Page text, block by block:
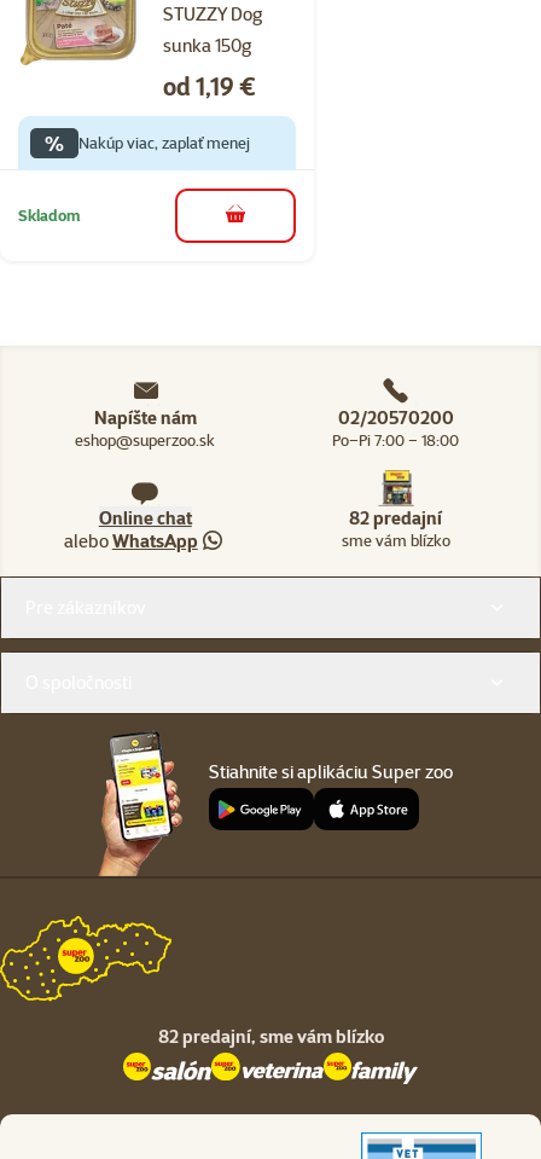
STUZZY Dog
sunka 150g
Cena
od 1,19 €
% Nakúp viac, zaplať menej
Skladom do košíka
Napíšte nám
eshop@superzoo.sk
02/20570200
Po–Pi 7:00 – 18:00
Online chat
aleboWhatsApp
82 predajní
sme vám blízko
Stiahnite si aplikáciu Super zoo
82 predajní, sme vám blízko